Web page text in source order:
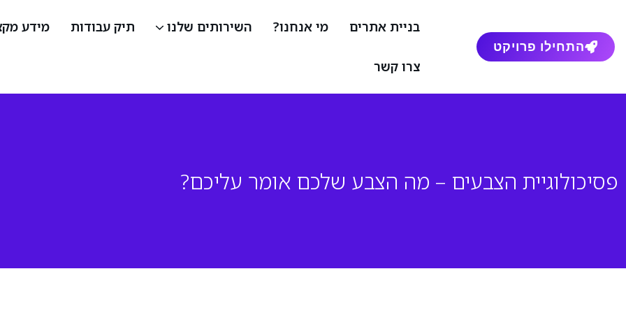
התחילו פרויקט
בניית אתרים מי אנחנו? השירותים שלנו תיק עבודות מידע
צרו קשר
פסיכולוגיית הצבעים – מה הצבע שלכם אומר עליכם?